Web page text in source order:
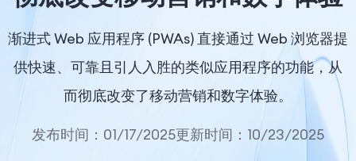
资源
渐进式 Web 应用程序 (PWAs) 直接通过 Web 浏览器提
供快速、可靠且引人入胜的类似应用程序的功能，从
而彻底改变了移动营销和数字体验。
发布时间：01/17/2025更新时间：10/23/2025